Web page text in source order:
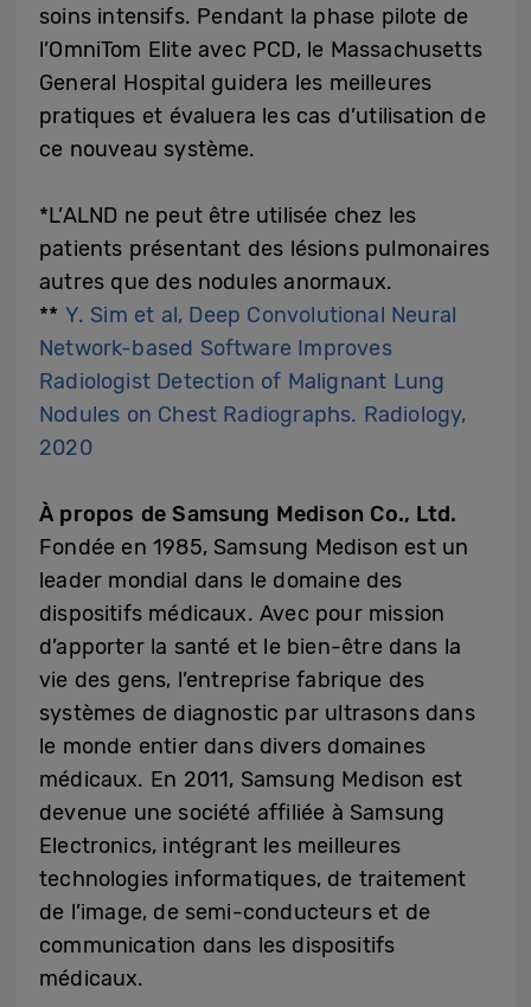
soins intensifs. Pendant la phase pilote de
l’OmniTom Elite avec PCD, le Massachusetts
General Hospital guidera les meilleures
pratiques et évaluera les cas d’utilisation de
ce nouveau système.
*L’ALND ne peut être utilisée chez les
patients présentant des lésions pulmonaires
autres que des nodules anormaux.
** Y. Sim et al, Deep Convolutional Neural
Network-based Software Improves
Radiologist Detection of Malignant Lung
Nodules on Chest Radiographs. Radiology,
2020
À propos de Samsung Medison Co., Ltd.
Fondée en 1985, Samsung Medison est un
leader mondial dans le domaine des
dispositifs médicaux. Avec pour mission
d’apporter la santé et le bien-être dans la
vie des gens, l’entreprise fabrique des
systèmes de diagnostic par ultrasons dans
le monde entier dans divers domaines
médicaux. En 2011, Samsung Medison est
devenue une société affiliée à Samsung
Electronics, intégrant les meilleures
technologies informatiques, de traitement
de l’image, de semi-conducteurs et de
communication dans les dispositifs
médicaux.